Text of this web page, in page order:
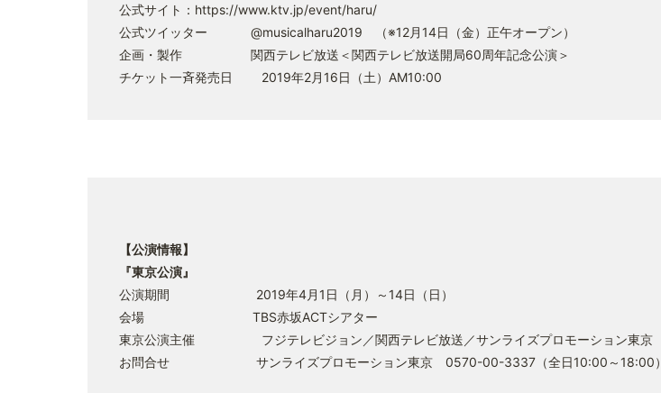
公式サイト： https://www.ktv.jp/event/haru/
公式ツイッター @musicalharu2019 （※12月14日（金）正午オープン）
企画・製作 関西テレビ放送＜関西テレビ放送開局60周年記念公演＞
チケット一斉発売日 2019年2月16日（土）AM10:00
【公演情報】
『東京公演』
公演期間 2019年4月1日（月）～14日（日）
会場 TBS赤坂ACTシアター
東京公演主催 フジテレビジョン／関西テレビ放送／サンライズプロモーション東京
お問合せ サンライズプロモーション東京 0570-00-3337（全日10:00～18:00）